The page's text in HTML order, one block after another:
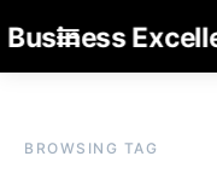
Business
BROWSING TAG